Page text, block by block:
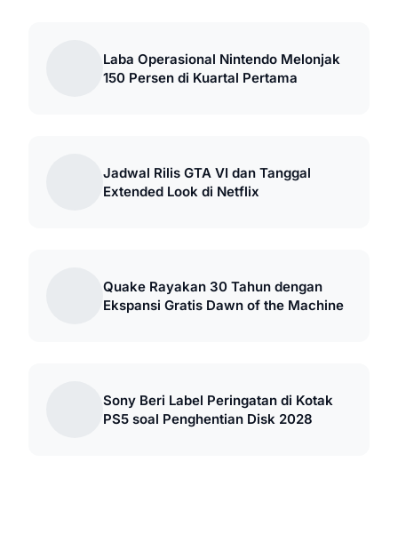
Laba Operasional Nintendo Melonjak
150 Persen di Kuartal Pertama
Jadwal Rilis GTA VI dan Tanggal
Extended Look di Netflix
Quake Rayakan 30 Tahun dengan
Ekspansi Gratis Dawn of the Machine
Sony Beri Label Peringatan di Kotak
PS5 soal Penghentian Disk 2028